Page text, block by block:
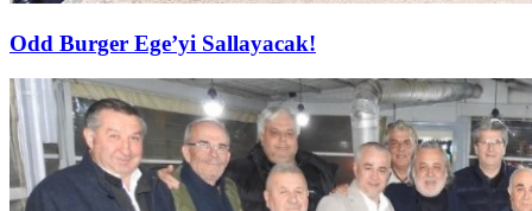
Odd Burger Ege’yi Sallayacak!